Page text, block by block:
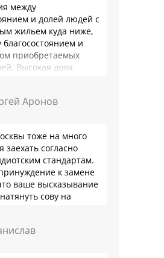
между
и долей людей с
жильем куда ниже,
и
приобретаемых
Высокая доля
из-за высокого
…Аронов
тоже на много
заехать согласно
стандартам.
к замене
ваше высказывание
сову на